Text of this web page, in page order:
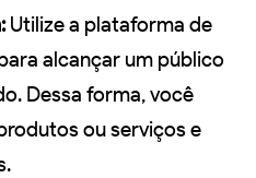
Utilize a plataforma de
alcançar um público
Dessa forma, você
ou serviços e